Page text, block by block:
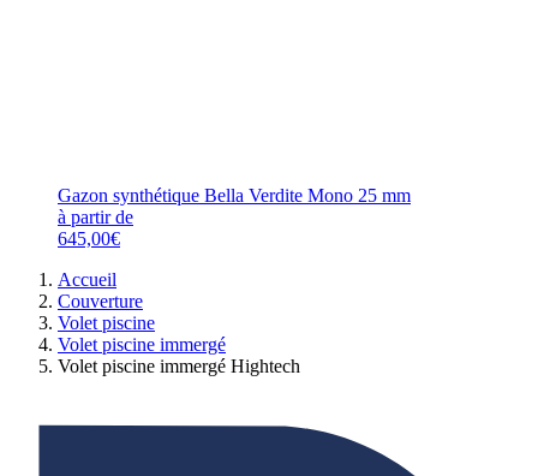
Gazon synthétique Bella Verdite Mono 25 mm
à partir de
645,00€
Accueil
Couverture
Volet piscine
Volet piscine immergé
Volet piscine immergé Hightech